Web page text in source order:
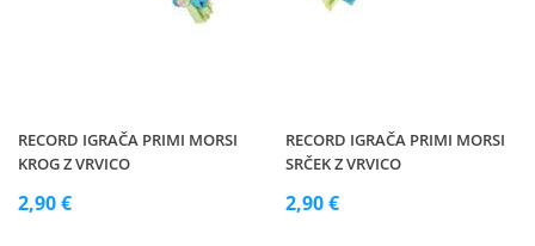
RECORD IGRAČA PRIMI MORSI
KROG Z VRVICO
2,90 €
RECORD IGRAČA PRIMI MORSI
SRČEK Z VRVICO
2,90 €